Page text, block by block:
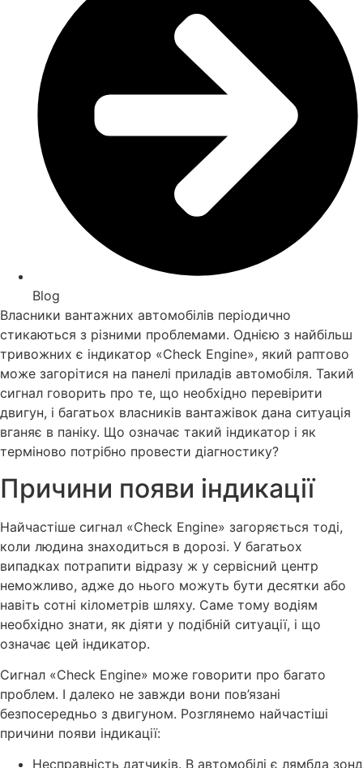
Blog
Власники вантажних автомобілів періодично
стикаються з різними проблемами. Однією з найбільш
тривожних є індикатор «Check Engine», який раптово
може загорітися на панелі приладів автомобіля. Такий
сигнал говорить про те, що необхідно перевірити
двигун, і багатьох власників вантажівок дана ситуація
вганяє в паніку. Що означає такий індикатор і як
терміново потрібно провести діагностику?
Причини появи індикації
Найчастіше сигнал «Check Engine» загоряється тоді,
коли людина знаходиться в дорозі. У багатьох
випадках потрапити відразу ж у сервісний центр
неможливо, адже до нього можуть бути десятки або
навіть сотні кілометрів шляху. Саме тому водіям
необхідно знати, як діяти у подібній ситуації, і що
означає цей індикатор.
Сигнал «Check Engine» може говорити про багато
проблем. І далеко не завжди вони пов’язані
безпосередньо з двигуном. Розглянемо найчастіші
причини появи індикації:
Несправність датчиків. В автомобілі є лямбда зонд